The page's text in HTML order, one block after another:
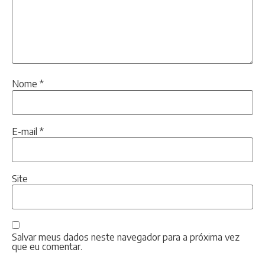
Nome *
E-mail *
Site
Salvar meus dados neste navegador para a próxima vez
que eu comentar.